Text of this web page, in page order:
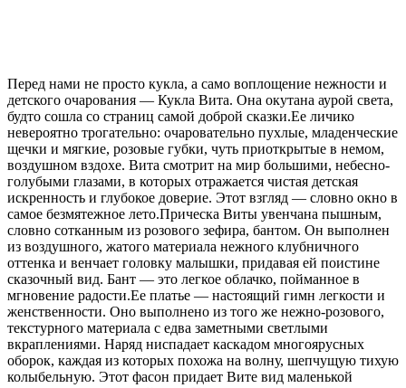
Перед нами не просто кукла, а само воплощение нежности и
детского очарования — Кукла Вита. Она окутана аурой света,
будто сошла со страниц самой доброй сказки.Ее личико
невероятно трогательно: очаровательно пухлые, младенческие
щечки и мягкие, розовые губки, чуть приоткрытые в немом,
воздушном вздохе. Вита смотрит на мир большими, небесно-
голубыми глазами, в которых отражается чистая детская
искренность и глубокое доверие. Этот взгляд — словно окно в
самое безмятежное лето.Прическа Виты увенчана пышным,
словно сотканным из розового зефира, бантом. Он выполнен
из воздушного, жатого материала нежного клубничного
оттенка и венчает головку малышки, придавая ей поистине
сказочный вид. Бант — это легкое облачко, пойманное в
мгновение радости.Ее платье — настоящий гимн легкости и
женственности. Оно выполнено из того же нежно-розового,
текстурного материала с едва заметными светлыми
вкраплениями. Наряд ниспадает каскадом многоярусных
оборок, каждая из которых похожа на волну, шепчущую тихую
колыбельную. Этот фасон придает Вите вид маленькой